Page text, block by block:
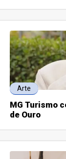
Arte
MG Turismo
de Ouro